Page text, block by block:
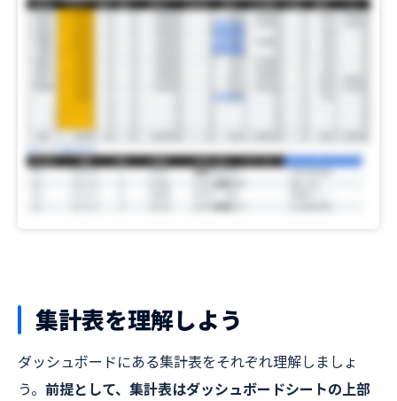
集計表を理解しよう
ダッシュボードにある集計表をそれぞれ理解しましょ
う。 前提として、集計表はダッシュボードシートの上部